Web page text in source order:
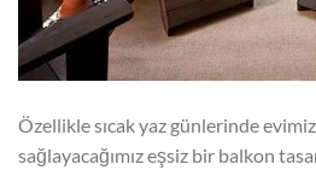
Özellikle sıcak yaz günlerinde
sağlayacağımız eşsiz bir balkon